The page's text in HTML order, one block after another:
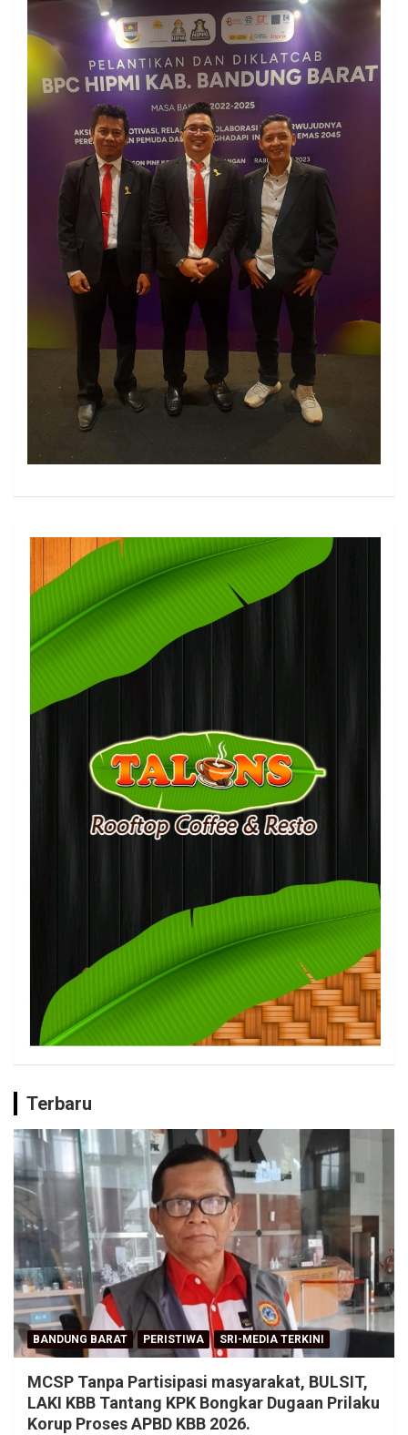
Terbaru
BANDUNG BARAT PERISTIWA SRI-MEDIA TERKINI
MCSP Tanpa Partisipasi masyarakat, BULSIT,
LAKI KBB Tantang KPK Bongkar Dugaan Prilaku
Korup Proses APBD KBB 2026.